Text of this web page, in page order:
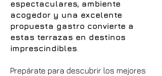
espectaculares, ambiente
acogedor y una excelente
propuesta gastro convierte a
estas terrazas en destinos
imprescindibles
Prepárate para descubrir los mejores